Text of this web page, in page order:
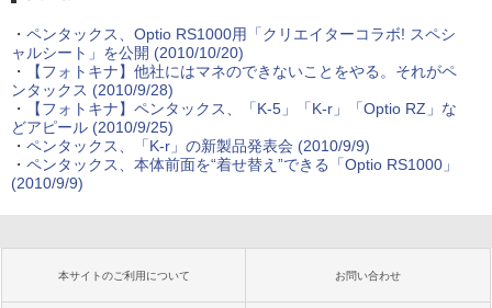
・ ペンタックス、Optio RS1000用「クリエイターコラボ! スペシ
ャルシート」を公開 (2010/10/20)
・
【フォトキナ】他社にはマネのできないことをやる。それがペ
ンタックス (2010/9/28)
・
【フォトキナ】ペンタックス、「K-5」「K-r」「Optio RZ」な
どアピール (2010/9/25)
・ ペンタックス、「K-r」の新製品発表会 (2010/9/9)
・ ペンタックス、本体前面を“着せ替え”できる「Optio RS1000」
(2010/9/9)
本サイトのご利用について お問い合わせ